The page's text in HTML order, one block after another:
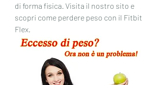
di forma fisica. Visita il nostro sito e
scopri come perdere peso con il Fitbit
Flex.